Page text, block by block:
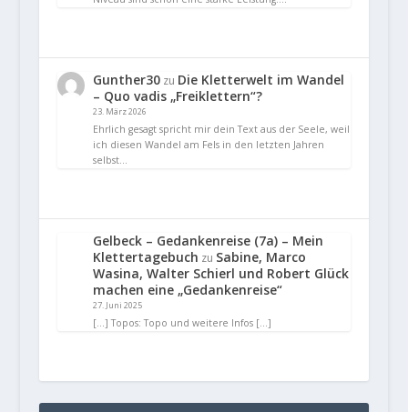
Gunther30zu Die Kletterwelt im Wandel
– Quo vadis „Freiklettern“?
23. März 2026
Ehrlich gesagt spricht mir dein Text aus der Seele, weil
ich diesen Wandel am Fels in den letzten Jahren
selbst…
Gelbeck – Gedankenreise (7a) – Mein
Klettertagebuch zu Sabine, Marco
Wasina, Walter Schierl und Robert Glück
machen eine „Gedankenreise“
27. Juni 2025
[…] Topos: Topo und weitere Infos […]